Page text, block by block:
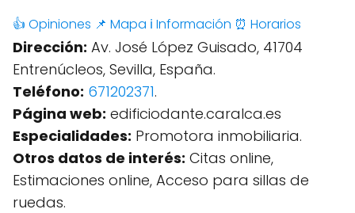
👍 Opiniones 📌 Mapa ℹ️ Información ⏰ Horarios
Dirección: Av. José López Guisado, 41704
Entrenúcleos, Sevilla, España.
Teléfono: 671202371.
Página web: edificiodante.caralca.es
Especialidades: Promotora inmobiliaria.
Otros datos de interés: Citas online,
Estimaciones online, Acceso para sillas de
ruedas.